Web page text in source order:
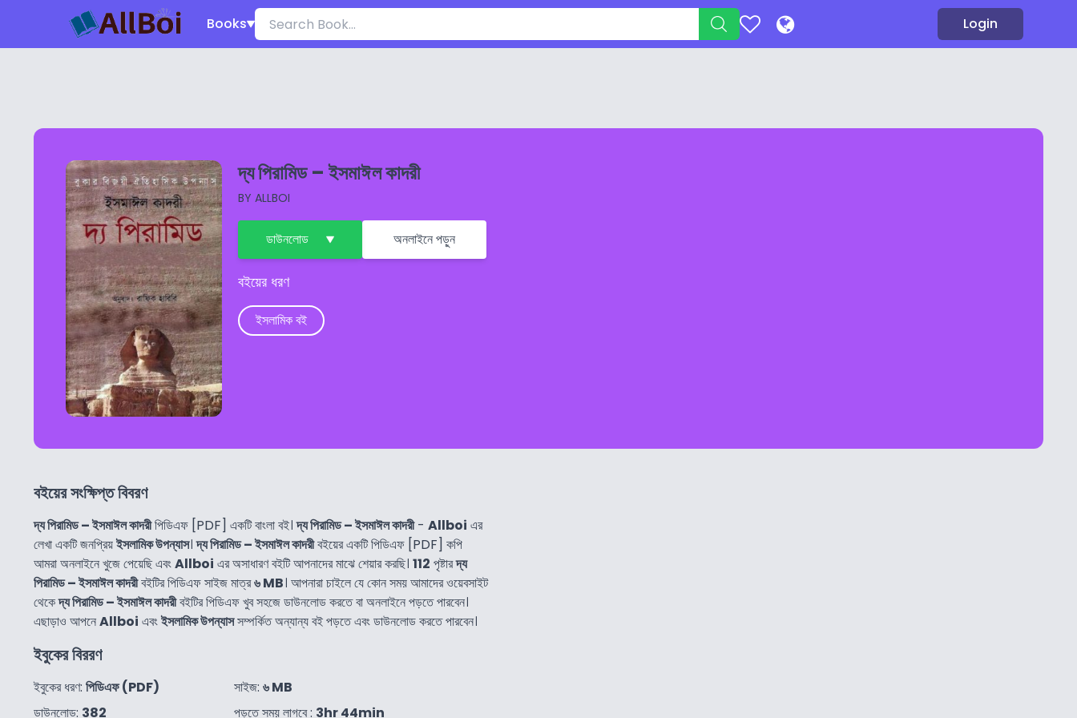
Books Login
দ্য পিরামিড – ইসমাঈল কাদরী
BY ALLBOI
ডাউনলোড অনলাইনে পড়ুন
বইয়ের ধরণ
ইসলামিক বই
বইয়ের সংক্ষিপ্ত বিবরণ
দ্য পিরামিড – ইসমাঈল কাদরীপিডিএফ [PDF] একটি বাংলা বই।দ্য পিরামিড – ইসমাঈল কাদরী- Allboi এর
লেখা একটি জনপ্রিয়ইসলামিক উপন্যাস।দ্য পিরামিড – ইসমাঈল কাদরীবইয়ের একটি পিডিএফ [PDF] কপি
আমরা অনলাইনে খুজে পেয়েছি এবংAllboi এর অসাধারণ বইটি আপনাদের মাঝে শেয়ার করছি। 112 পৃষ্টারদ্য
পিরামিড – ইসমাঈল কাদরীবইটির পিডিএফ সাইজ মাত্র৬ MB। আপনারা চাইলে যে কোন সময় আমাদের ওয়েবসাইট
থেকেদ্য পিরামিড – ইসমাঈল কাদরীবইটির পিডিএফ খুব সহজে ডাউনলোড করতে বা অনলাইনে পড়তে পারবেন।
এছাড়াও আপনেAllboi এবংইসলামিক উপন্যাসসম্পর্কিত অন্যান্য বই পড়তে এবং ডাউনলোড করতে পারবেন।
ইবুকের বিররণ
ইবুকের ধরণ: পিডিএফ (PDF)
ডাউনলোড: 382
সাইজ: ৬ MB
পড়তে সময় লাগবে : 3hr 44min